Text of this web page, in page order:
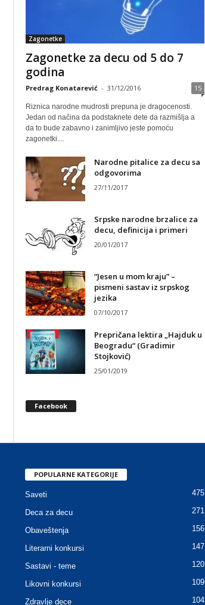
Zagonetke
Zagonetke za decu od 5 do 7
godina
Predrag Konatarević - 31/12/2016 15
Riznica narodne mudrosti prepuna je dragocenosti.
Jedan od načina da podstaknete dete da razmišlja a
da to bude zabavno i zanimljivo jeste pomoću
zagonetki....
Narodne pitalice za decu sa
odgovorima
27/11/2017
Srpske narodne brzalice za
decu, definicija i primeri
20/01/2017
“Jesen u mom kraju” –
pismeni sastav iz srpskog
jezika
07/10/2017
Prepričana lektira „Hajduk u
Beogradu“ (Gradimir
Stojković)
25/01/2019
Facebook
POPULARNE KATEGORIJE
Saveti 475
Deca za decu 271
Obaveštenja 156
Literarni konkursi 147
Sastavi - teme 120
Likovni konkursi 109
Zdravlje dece 104